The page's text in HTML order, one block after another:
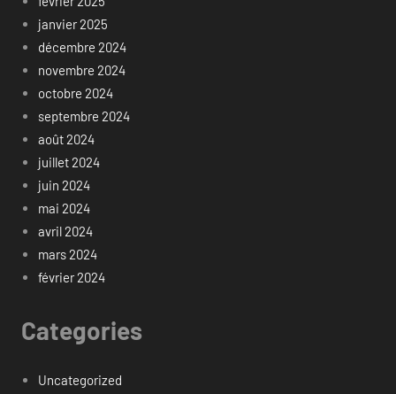
janvier 2025
décembre 2024
novembre 2024
octobre 2024
septembre 2024
août 2024
juillet 2024
juin 2024
mai 2024
avril 2024
mars 2024
février 2024
Categories
Uncategorized